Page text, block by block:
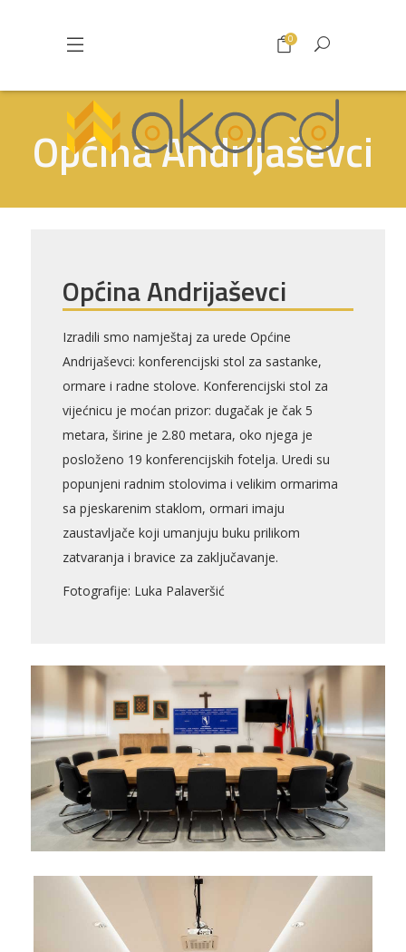
0
Općina Andrijaševci
Općina Andrijaševci
Izradili smo namještaj za urede Općine
Andrijaševci: konferencijski stol za sastanke,
ormare i radne stolove. Konferencijski stol za
vijećnicu je moćan prizor: dugačak je čak 5
metara, širine je 2.80 metara, oko njega je
posloženo 19 konferencijskih fotelja. Uredi su
popunjeni radnim stolovima i velikim ormarima
sa pjeskarenim staklom, ormari imaju
zaustavljače koji umanjuju buku prilikom
zatvaranja i bravice za zaključavanje.
Fotografije: Luka Palaveršić